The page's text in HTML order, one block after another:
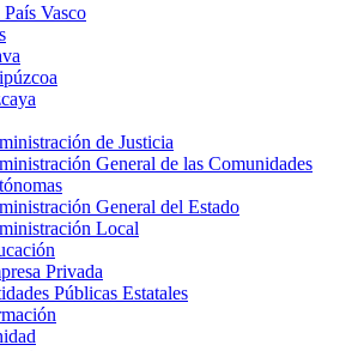
Vasco
de Justicia
General de las Comunidades
General del Estado
Local
Privada
Públicas Estatales